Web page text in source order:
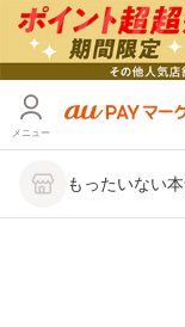
メニュー
もったいない